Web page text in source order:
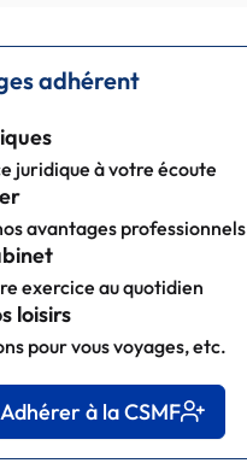
adhérent
juridique à votre écoute
avantages professionnels
exercice au quotidien
loisirs
pour vous voyages, etc.
Adhérer à la CSMF